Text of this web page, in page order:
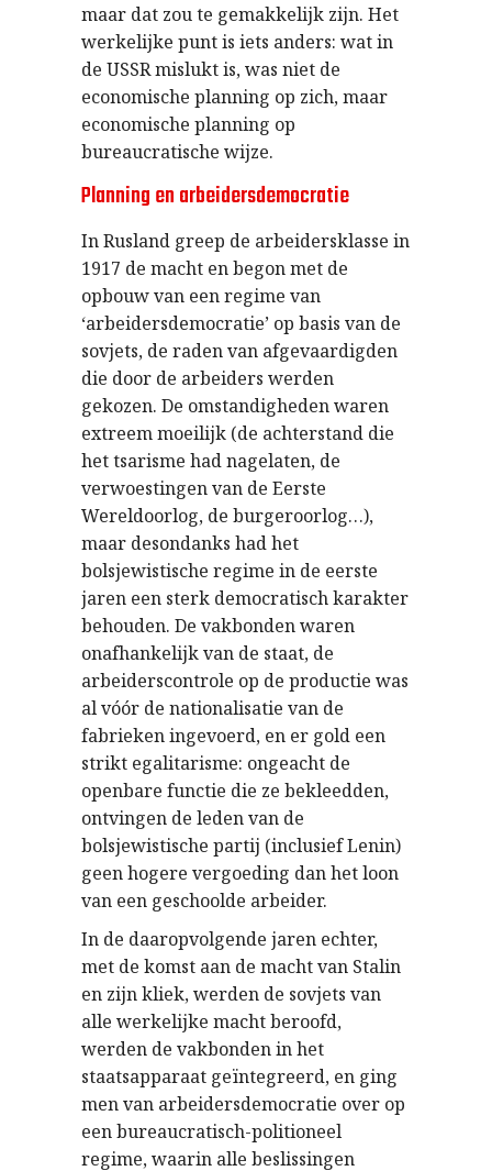
maar dat zou te gemakkelijk zijn. Het
werkelijke punt is iets anders: wat in
de USSR mislukt is, was niet de
economische planning op zich, maar
economische planning op
bureaucratische wijze.
Planning en arbeidersdemocratie
In Rusland greep de arbeidersklasse in
1917 de macht en begon met de
opbouw van een regime van
‘arbeidersdemocratie’ op basis van de
sovjets, de raden van afgevaardigden
die door de arbeiders werden
gekozen. De omstandigheden waren
extreem moeilijk (de achterstand die
het tsarisme had nagelaten, de
verwoestingen van de Eerste
Wereldoorlog, de burgeroorlog…),
maar desondanks had het
bolsjewistische regime in de eerste
jaren een sterk democratisch karakter
behouden. De vakbonden waren
onafhankelijk van de staat, de
arbeiderscontrole op de productie was
al vóór de nationalisatie van de
fabrieken ingevoerd, en er gold een
strikt egalitarisme: ongeacht de
openbare functie die ze bekleedden,
ontvingen de leden van de
bolsjewistische partij (inclusief Lenin)
geen hogere vergoeding dan het loon
van een geschoolde arbeider.
In de daaropvolgende jaren echter,
met de komst aan de macht van Stalin
en zijn kliek, werden de sovjets van
alle werkelijke macht beroofd,
werden de vakbonden in het
staatsapparaat geïntegreerd, en ging
men van arbeidersdemocratie over op
een bureaucratisch-politioneel
regime, waarin alle beslissingen